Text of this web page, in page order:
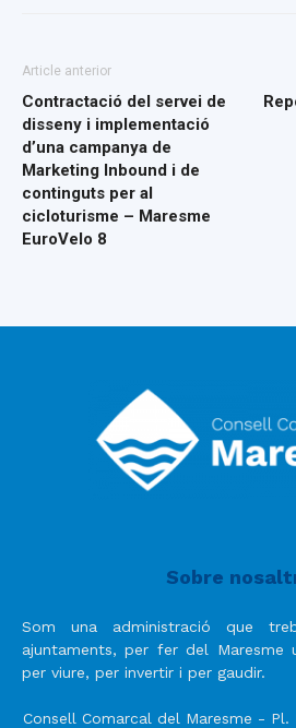
Article anterior
Contractació del servei de
disseny i implementació
d’una campanya de
Marketing Inbound i de
continguts per al
cicloturisme – Maresme
EuroVelo 8
Sobre
Som una administració que
ajuntaments, per fer del Maresme
per viure, per invertir i per gaudir.
Consell Comarcal del Maresme - Pl.